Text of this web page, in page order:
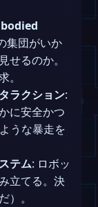
集団がいか
せるのか。
。
ラクション:
に安全かつ
うな暴走を
テム: ロボッ
立てる。決
）。